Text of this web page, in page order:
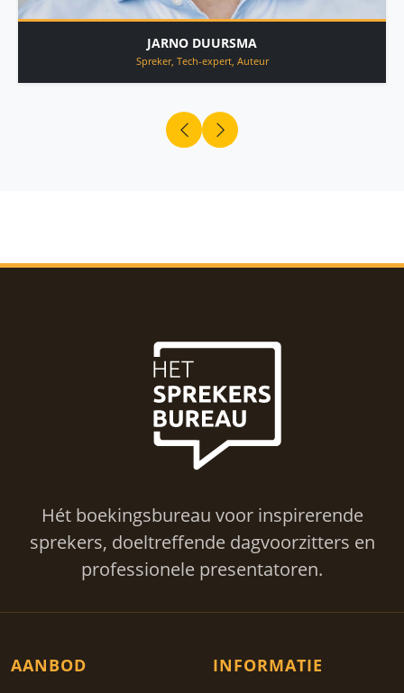
JARNO DUURSMA
Spreker, Tech-expert, Auteur
Hét boekingsbureau voor inspirerende
sprekers, doeltreffende dagvoorzitters en
professionele presentatoren.
AANBOD INFORMATIE